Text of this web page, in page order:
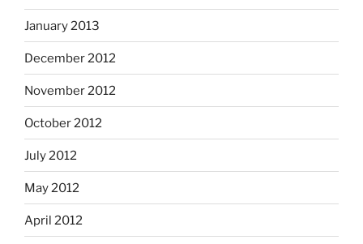
January 2013
December 2012
November 2012
October 2012
July 2012
May 2012
April 2012